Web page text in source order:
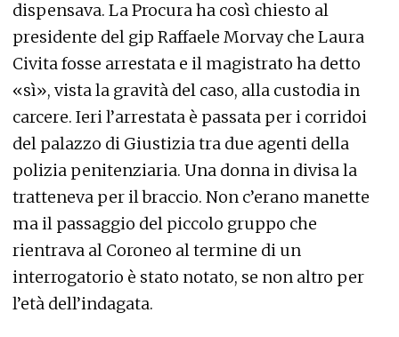
dispensava. La Procura ha così chiesto al
presidente del gip Raffaele Morvay che Laura
Civita fosse arrestata e il magistrato ha detto
«sì», vista la gravità del caso, alla custodia in
carcere. Ieri l’arrestata è passata per i corridoi
del palazzo di Giustizia tra due agenti della
polizia penitenziaria. Una donna in divisa la
tratteneva per il braccio. Non c’erano manette
ma il passaggio del piccolo gruppo che
rientrava al Coroneo al termine di un
interrogatorio è stato notato, se non altro per
l’età dell’indagata.